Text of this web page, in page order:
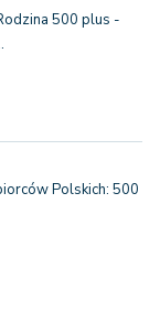
500 plus -
Polskich: 500